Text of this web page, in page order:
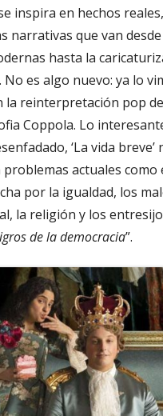
inspira en hechos
narrativas que van
hasta la
es algo nuevo: ya lo
la reinterpretación pop
Coppola. Lo
‘La vida breve’
actuales como
por la igualdad, los
la religión y los
de la democracia”.